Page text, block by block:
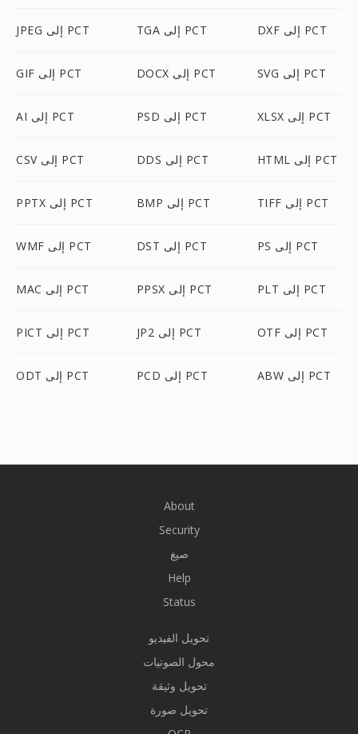
JPEG إلى PCT TGA إلى PCT DXF إلى PCT
GIF إلى PCT DOCX إلى PCT SVG إلى PCT
AI إلى PCT PSD إلى PCT XLSX إلى PCT
CSV إلى PCT DDS إلى PCT HTML إلى PCT
PPTX إلى PCT BMP إلى PCT TIFF إلى PCT
WMF إلى PCT DST إلى PCT PS إلى PCT
MAC إلى PCT PPSX إلى PCT PLT إلى PCT
PICT إلى PCT JP2 إلى PCT OTF إلى PCT
ODT إلى PCT PCD إلى PCT ABW إلى PCT
About
Security
صيغ
Help
Status
تحويل الفيديو
محول الصوتيات
تحويل وثيقة
تحويل صورة